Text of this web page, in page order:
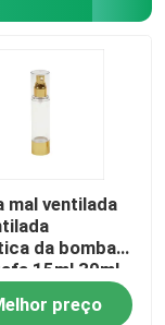
mal ventilada
da bomba
15ml 30ml
base de
da bomba
preço